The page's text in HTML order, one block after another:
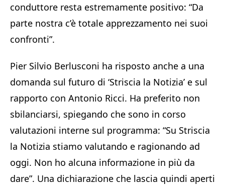
conduttore resta estremamente positivo: “Da
parte nostra c’è totale apprezzamento nei suoi
confronti”.
Pier Silvio Berlusconi ha risposto anche a una
domanda sul futuro di ‘Striscia la Notizia’ e sul
rapporto con Antonio Ricci. Ha preferito non
sbilanciarsi, spiegando che sono in corso
valutazioni interne sul programma: “Su Striscia
la Notizia stiamo valutando e ragionando ad
oggi. Non ho alcuna informazione in più da
dare”. Una dichiarazione che lascia quindi aperti